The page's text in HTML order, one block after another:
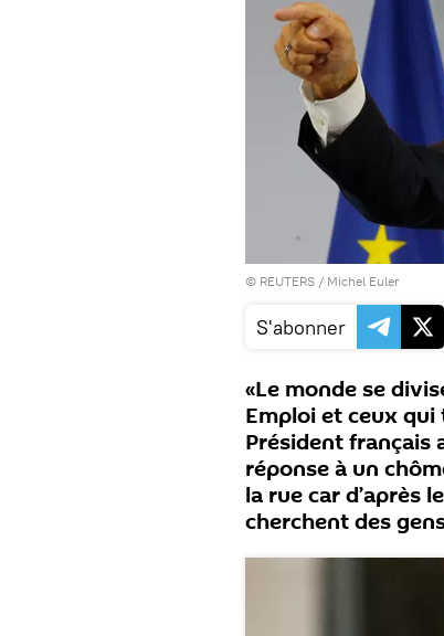
© REUTERS / Michel Euler
S'abonner
«Le monde se
Emploi et ceux
Président français
réponse à un
la rue car d’après
cherchent des